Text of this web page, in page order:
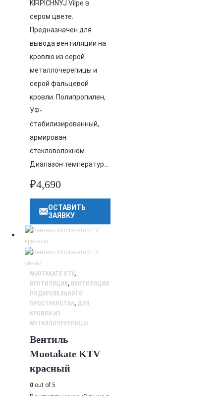
KIRPICHNYJ Vilpe в
сером цвете.
Предназначен для
вывода вентиляции на
кровлю из серой
металлочерепицы и
серой фальцевой
кровли. Полипропилен,
УФ-
стабилизированный,
армирован
стекловолокном.
Диапазон температур…
₽4,690
ОСТАВИТЬ
ЗАЯВКУ
MUOTAKATE KTV,
ВЕНТИЛЯЦИЯ , ВЕНТИЛЯЦИЯ
ПОДКРОВЕЛЬНОГО
ПРОСТРАНСТВА, ДЛЯ
КРОВЛИ ИЗ
МЕТАЛЛОЧЕРЕПИЦЫ
Вентиль
Muotakate KTV
красный
0 out of 5